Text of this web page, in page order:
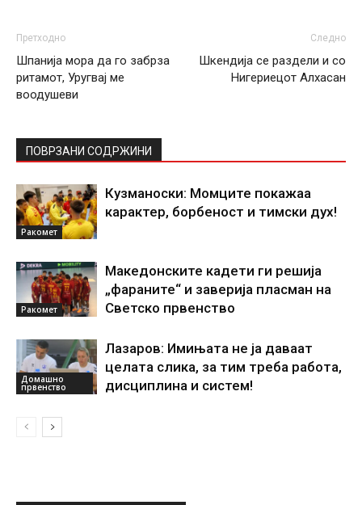
Претходно
Шпанија мора да го забрза
ритамот, Уругвај ме
воодушеви
Следно
Шкендија се раздели и со
Нигериецот Алхасан
ПОВРЗАНИ СОДРЖИНИ
Ракомет
Кузманоски: Момците покажаа
карактер, борбеност и тимски дух!
Ракомет
Македонските кадети ги решија
„фараните“ и заверија пласман на
Светско првенство
Домашно
првенство
Лазаров: Имињата не ја даваат
целата слика, за тим треба работа,
дисциплина и систем!